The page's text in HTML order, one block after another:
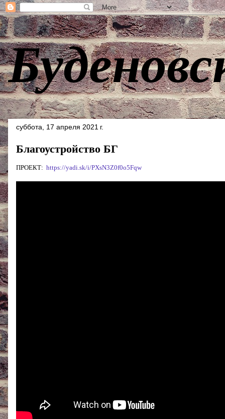
суббота, 17 апреля 2021 г.
Благоустройство БГ
ПРОЕКТ: https://yadi.sk/i/PXsN3Z0f0o5Fqw